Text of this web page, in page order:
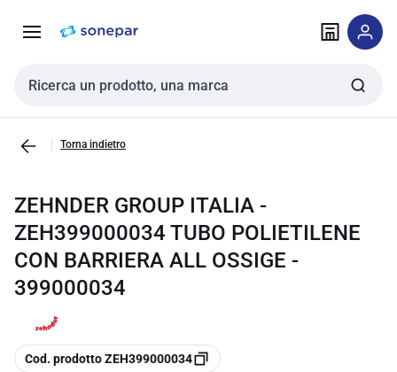
navigazione alla
Cerca input
Torna indietro
ZEHNDER GROUP ITALIA -
ZEH399000034 TUBO POLIETILENE
CON BARRIERA ALL OSSIGE -
399000034
copia
Cod. prodotto ZEH399000034